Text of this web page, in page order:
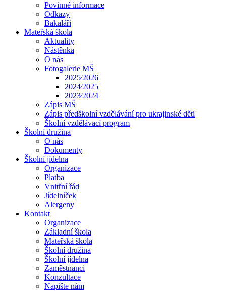
Povinné informace
Odkazy
Bakaláři
Mateřská škola
Aktuality
Nástěnka
O nás
Fotogalerie MŠ
2025⁄2026
2024⁄2025
2023⁄2024
Zápis MŠ
Zápis předškolní vzdělávání pro ukrajinské děti
Školní vzdělávací program
Školní družina
O nás
Dokumenty
Školní jídelna
Organizace
Platba
Vnitřní řád
Jídelníček
Alergeny
Kontakt
Organizace
Základní škola
Mateřská škola
Školní družina
Školní jídelna
Zaměstnanci
Konzultace
Napište nám